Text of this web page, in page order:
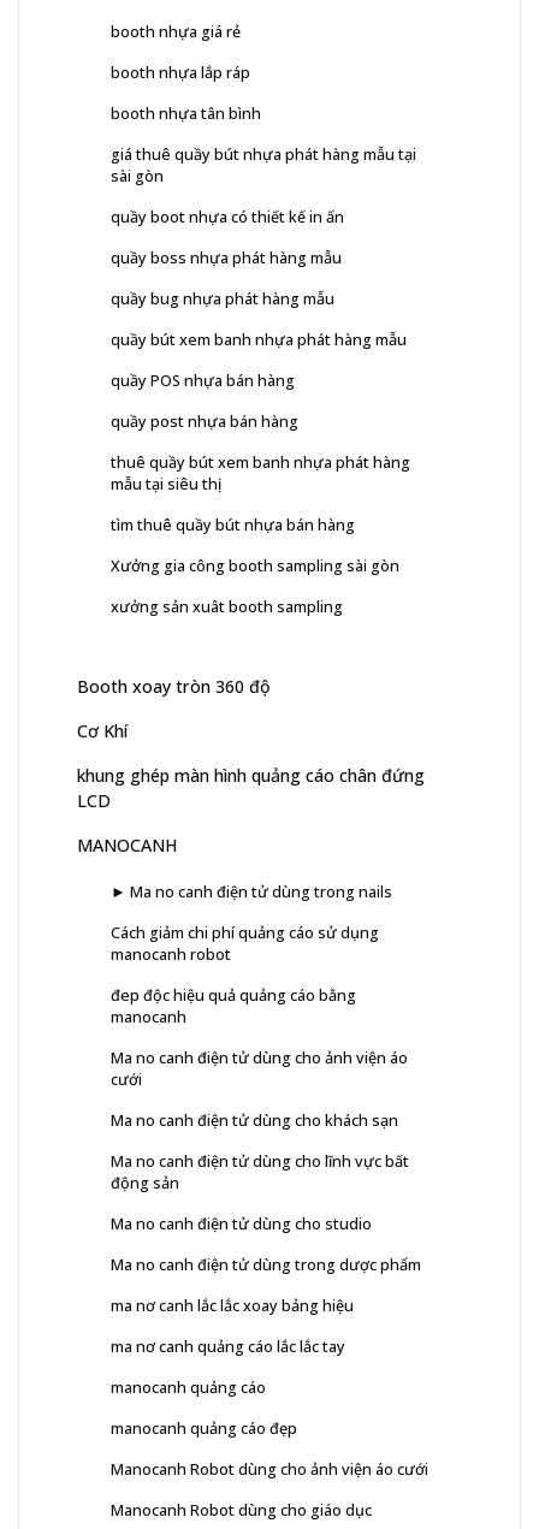
booth nhựa giá rẻ
booth nhựa lắp ráp
booth nhựa tân bình
giá thuê quầy bút nhựa phát hàng mẫu tại
sài gòn
quầy boot nhựa có thiết kế in ấn
quầy boss nhựa phát hàng mẫu
quầy bug nhựa phát hàng mẫu
quầy bút xem banh nhựa phát hàng mẫu
quầy POS nhựa bán hàng
quầy post nhựa bán hàng
thuê quầy bút xem banh nhựa phát hàng
mẫu tại siêu thị
tìm thuê quầy bút nhựa bán hàng
Xưởng gia công booth sampling sài gòn
xưởng sản xuât booth sampling
Booth xoay tròn 360 độ
Cơ Khí
khung ghép màn hình quảng cáo chân đứng
LCD
MANOCANH
► Ma no canh điện tử dùng trong nails
Cách giảm chi phí quảng cáo sử dụng
manocanh robot
đep độc hiệu quả quảng cáo bằng
manocanh
Ma no canh điện tử dùng cho ảnh viện áo
cưới
Ma no canh điện tử dùng cho khách sạn
Ma no canh điện tử dùng cho lĩnh vực bất
động sản
Ma no canh điện tử dùng cho studio
Ma no canh điện tử dùng trong dược phẩm
ma nơ canh lắc lắc xoay bảng hiệu
ma nơ canh quảng cáo lắc lắc tay
manocanh quảng cáo
manocanh quảng cáo đẹp
Manocanh Robot dùng cho ảnh viện áo cưới
Manocanh Robot dùng cho giáo dục